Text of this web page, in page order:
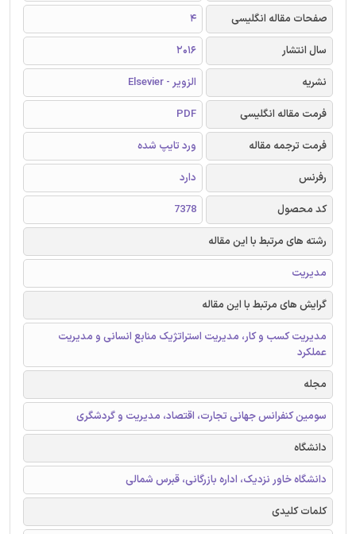
صفحات مقاله انگلیسی
4
سال انتشار
2016
نشریه
الزویر - Elsevier
فرمت مقاله انگلیسی
PDF
فرمت ترجمه مقاله
ورد تایپ شده
رفرنس
دارد
کد محصول
7378
رشته های مرتبط با این مقاله
مدیریت
گرایش های مرتبط با این مقاله
مدیریت کسب و کار، مدیریت استراتژیک منابع انسانی و مدیریت
عملکرد
مجله
سومین کنفرانس جهانی تجارت، اقتصاد، مدیریت و گردشگری
دانشگاه
دانشگاه خاور نزدیک، اداره بازرگانی، قبرس شمالی
کلمات کلیدی